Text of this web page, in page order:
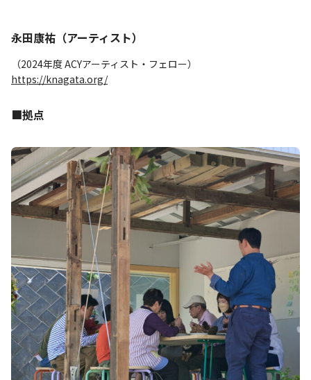
永田康祐（アーティスト）
（2024年度 ACYアーティスト・フェロー）
https://knagata.org/
■拠点